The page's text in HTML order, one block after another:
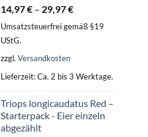
14,97€ – 29,97€
Umsatzsteuerfrei gemäß §19
UStG.
zzgl. Versandkosten
Lieferzeit:Ca. 2 bis 3 Werktage.
Triops longicaudatus Red –
Starterpack - Eier einzeln
abgezählt